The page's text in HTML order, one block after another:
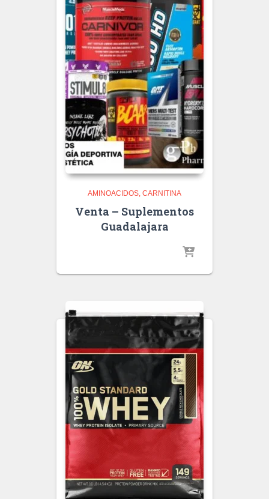
AMINOACIDOS CARNITINA
Venta – Suplementos
Guadalajara